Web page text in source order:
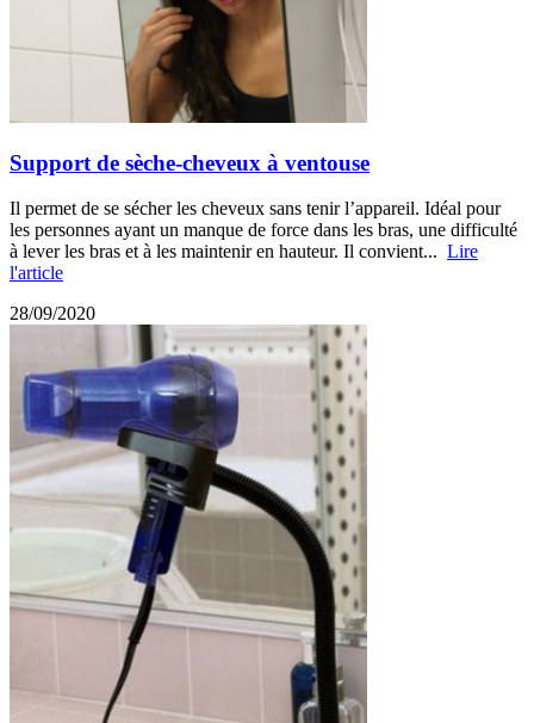
Support de sèche-cheveux à ventouse
Il permet de se sécher les cheveux sans tenir l’appareil. Idéal pour
les personnes ayant un manque de force dans les bras, une difficulté
à lever les bras et à les maintenir en hauteur. Il convient... Lire
l'article
28/09/2020